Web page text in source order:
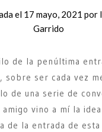
el 17 mayo, 2021 por
Garrido
de la penúltima
sobre ser cada vez
de una serie de
vino a mí la
de la entrada de esta